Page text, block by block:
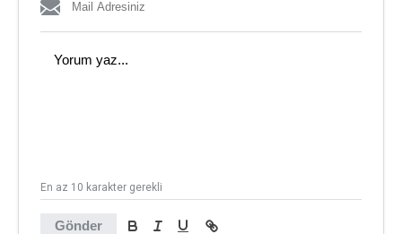
Gönder
En az 10 karakter gerekli